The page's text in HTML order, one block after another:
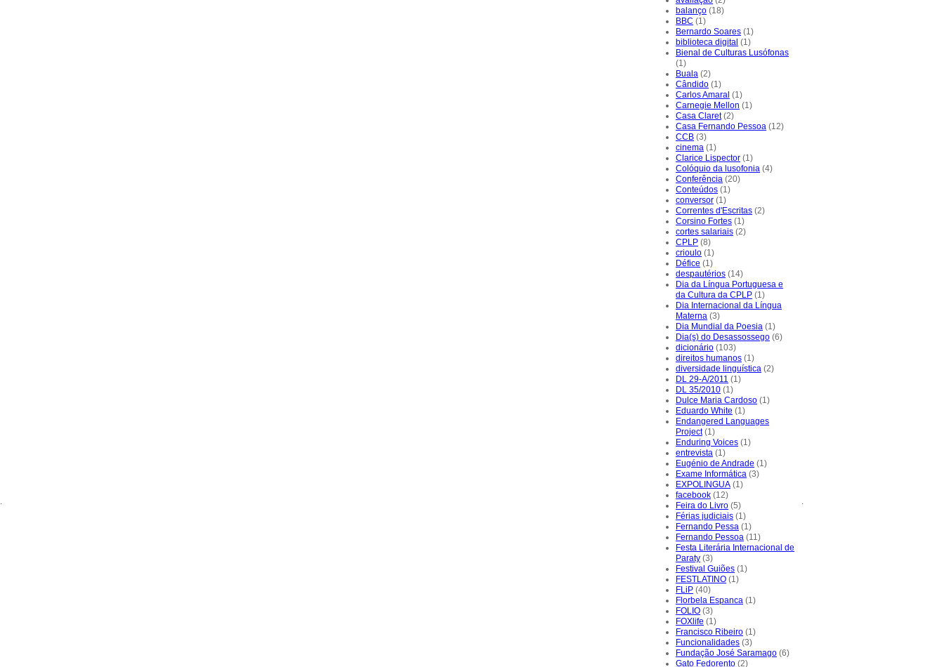
.
balanço (18)
BBC (1)
Bernardo Soares (1)
biblioteca digital (1)
Bienal de Culturas Lusófonas
(1)
Buala (2)
Cândido (1)
Carlos Amaral (1)
Carnegie Mellon (1)
Casa Claret (2)
Casa Fernando Pessoa (12)
CCB (3)
cinema (1)
Clarice Lispector (1)
Colóquio da lusofonia (4)
Conferência (20)
Conteúdos (1)
conversor (1)
Correntes d'Escritas (2)
Corsino Fortes (1)
cortes salariais (2)
CPLP (8)
crioulo (1)
Défice (1)
despautérios (14)
Dia da Língua Portuguesa e
da Cultura da CPLP (1)
Dia Internacional da Língua
Materna (3)
Dia Mundial da Poesia (1)
Dia(s) do Desassossego (6)
dicionário (103)
direitos humanos (1)
diversidade linguística (2)
DL 29-A/2011 (1)
DL 35/2010 (1)
Dulce Maria Cardoso (1)
Eduardo White (1)
Endangered Languages
Project (1)
Enduring Voices (1)
entrevista (1)
Eugénio de Andrade (1)
Exame Informática (3)
EXPOLINGUA (1)
facebook (12)
Feira do Livro (5)
Férias judiciais (1)
Fernando Pessa (1)
Fernando Pessoa (11)
Festa Literária Internacional de
Paraty (3)
Festival Guiões (1)
FESTLATINO (1)
FLiP (40)
Florbela Espanca (1)
FOLIO (3)
FOXlife (1)
Francisco Ribeiro (1)
Funcionalidades (3)
Fundação José Saramago (6)
Gato Fedorento (2)
.